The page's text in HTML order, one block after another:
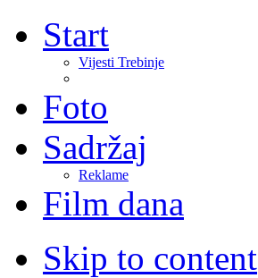
Start
Vijesti Trebinje
Foto
Sadržaj
Reklame
Film dana
Skip to content